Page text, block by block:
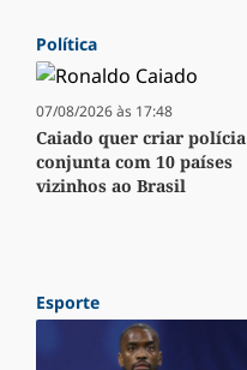
Política
07/08/2026 às 17:48
Caiado quer criar polícia
conjunta com 10 países
vizinhos ao Brasil
Esporte